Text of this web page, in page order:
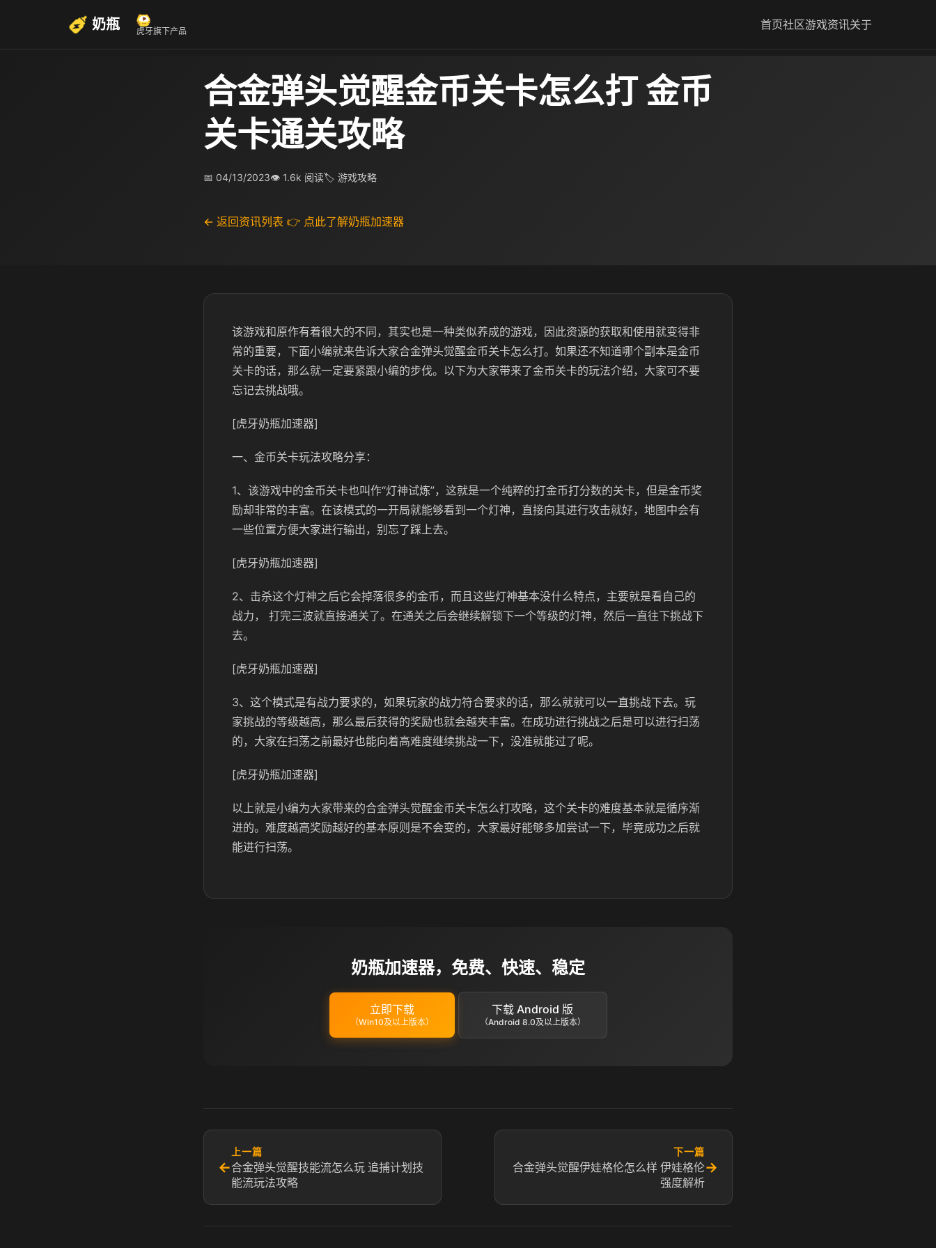
奶瓶 虎牙旗下产品 首页社区游戏资讯关于
合金弹头觉醒金币关卡怎么打 金币
关卡通关攻略
📅 04/13/2023👁 1.6k 阅读🏷 游戏攻略
← 返回资讯列表 👉 点此了解奶瓶加速器
该游戏和原作有着很大的不同，其实也是一种类似养成的游戏，因此资源的获取和使用就变得非
常的重要，下面小编就来告诉大家合金弹头觉醒金币关卡怎么打。如果还不知道哪个副本是金币
关卡的话，那么就一定要紧跟小编的步伐。以下为大家带来了金币关卡的玩法介绍，大家可不要
忘记去挑战哦。
[虎牙奶瓶加速器]
一、金币关卡玩法攻略分享：
1、该游戏中的金币关卡也叫作“灯神试炼”，这就是一个纯粹的打金币打分数的关卡，但是金币奖
励却非常的丰富。在该模式的一开局就能够看到一个灯神，直接向其进行攻击就好，地图中会有
一些位置方便大家进行输出，别忘了踩上去。
[虎牙奶瓶加速器]
2、击杀这个灯神之后它会掉落很多的金币，而且这些灯神基本没什么特点，主要就是看自己的
战力， 打完三波就直接通关了。在通关之后会继续解锁下一个等级的灯神，然后一直往下挑战下
去。
[虎牙奶瓶加速器]
3、这个模式是有战力要求的，如果玩家的战力符合要求的话，那么就就可以一直挑战下去。玩
家挑战的等级越高，那么最后获得的奖励也就会越夹丰富。在成功进行挑战之后是可以进行扫荡
的，大家在扫荡之前最好也能向着高难度继续挑战一下，没准就能过了呢。
[虎牙奶瓶加速器]
以上就是小编为大家带来的合金弹头觉醒金币关卡怎么打攻略，这个关卡的难度基本就是循序渐
进的。难度越高奖励越好的基本原则是不会变的，大家最好能够多加尝试一下，毕竟成功之后就
能进行扫荡。
奶瓶加速器，免费、快速、稳定
立即下载
（Win10及以上版本）
下载 Android 版
（Android 8.0及以上版本）
←
上一篇
合金弹头觉醒技能流怎么玩 追捕计划技
能流玩法攻略
下一篇
合金弹头觉醒伊娃格伦怎么样 伊娃格伦
强度解析
→